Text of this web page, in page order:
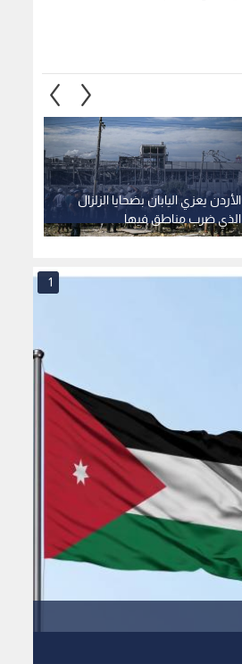
الأردن يعزي اليابان بضحايا الزلزال
الذي ضرب مناطق فيها
1